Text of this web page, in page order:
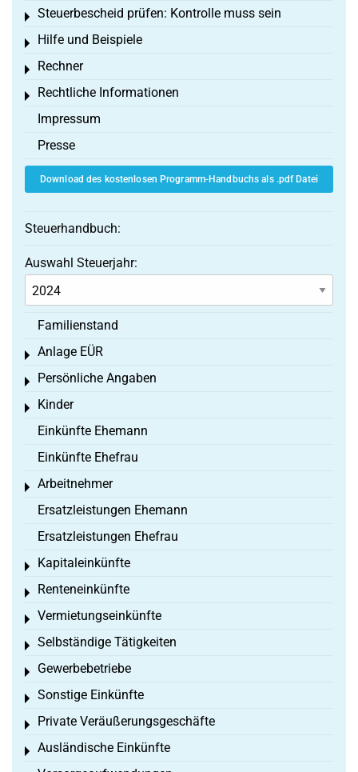
Steuerbescheid prüfen: Kontrolle muss sein
Toggle menu
Hilfe und Beispiele
Toggle menu
Rechner
Toggle menu
Rechtliche Informationen
Toggle menu
Impressum
Presse
Download des kostenlosen Programm-Handbuchs als .pdf Datei
Steuerhandbuch:
Auswahl Steuerjahr:
Familienstand
Anlage EÜR
Toggle menu
Persönliche Angaben
Toggle menu
Kinder
Toggle menu
Einkünfte Ehemann
Einkünfte Ehefrau
Arbeitnehmer
Toggle menu
Ersatzleistungen Ehemann
Ersatzleistungen Ehefrau
Kapitaleinkünfte
Toggle menu
Renteneinkünfte
Toggle menu
Vermietungseinkünfte
Toggle menu
Selbständige Tätigkeiten
Toggle menu
Gewerbebetriebe
Toggle menu
Sonstige Einkünfte
Toggle menu
Private Veräußerungsgeschäfte
Toggle menu
Ausländische Einkünfte
Toggle menu